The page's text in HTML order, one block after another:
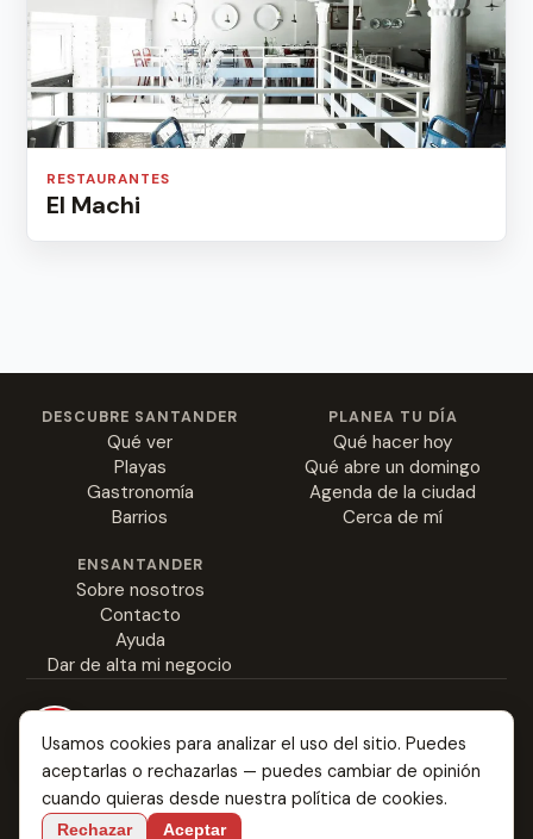
RESTAURANTES
El Machi
DESCUBRE SANTANDER
Qué ver
Playas
Gastronomía
Barrios
PLANEA TU DÍA
Qué hacer hoy
Qué abre un domingo
Agenda de la ciudad
Cerca de mí
ENSANTANDER
Sobre nosotros
Contacto
Ayuda
Dar de alta mi negocio
Everything about Santander: from the best rabas to
where you might fall in love.
Usamos cookies para analizar el uso del sitio. Puedes
aceptarlas o rechazarlas — puedes cambiar de opinión
cuando quieras desde nuestra política de cookies.
Rechazar Aceptar